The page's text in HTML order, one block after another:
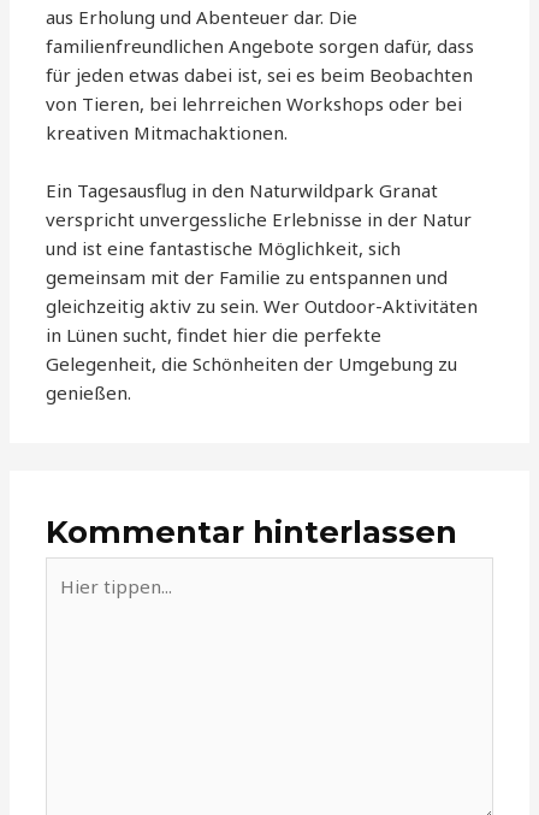
aus Erholung und Abenteuer dar. Die
familienfreundlichen Angebote sorgen dafür, dass
für jeden etwas dabei ist, sei es beim Beobachten
von Tieren, bei lehrreichen Workshops oder bei
kreativen Mitmachaktionen.
Ein Tagesausflug in den Naturwildpark Granat
verspricht unvergessliche Erlebnisse in der Natur
und ist eine fantastische Möglichkeit, sich
gemeinsam mit der Familie zu entspannen und
gleichzeitig aktiv zu sein. Wer Outdoor-Aktivitäten
in Lünen sucht, findet hier die perfekte
Gelegenheit, die Schönheiten der Umgebung zu
genießen.
Kommentar hinterlassen
tippen...